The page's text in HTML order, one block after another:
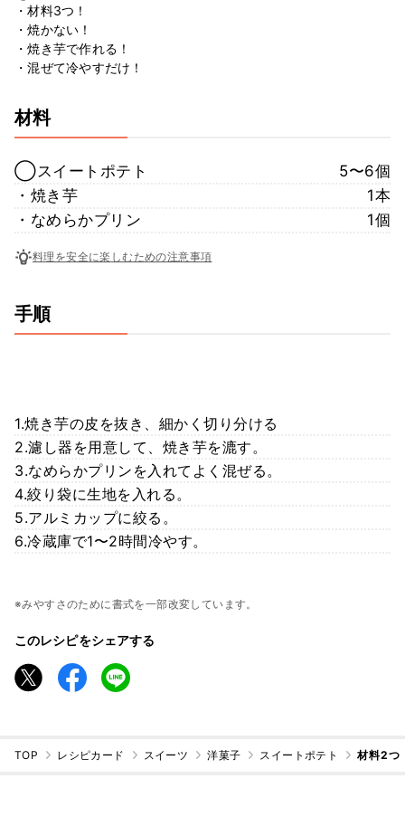
・材料3つ！
・焼かない！
・焼き芋で作れる！
・混ぜて冷やすだけ！
材料
◯スイートポテト
5〜6個
・焼き芋
1本
・なめらかプリン
1個
料理を安全に楽しむための注意事項
手順
1.焼き芋の皮を抜き、細かく切り分ける
2.濾し器を用意して、焼き芋を漉す。
3.なめらかプリンを入れてよく混ぜる。
4.絞り袋に生地を入れる。
5.アルミカップに絞る。
6.冷蔵庫で1〜2時間冷やす。
※みやすさのために書式を一部改変しています。
このレシピをシェアする
TOP レシピカード スイーツ 洋菓子 スイートポテト 材料2つ